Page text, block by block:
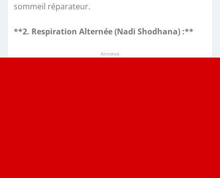
sommeil réparateur.
**2. Respiration Alternée (Nadi Shodhana) :**
Annonce